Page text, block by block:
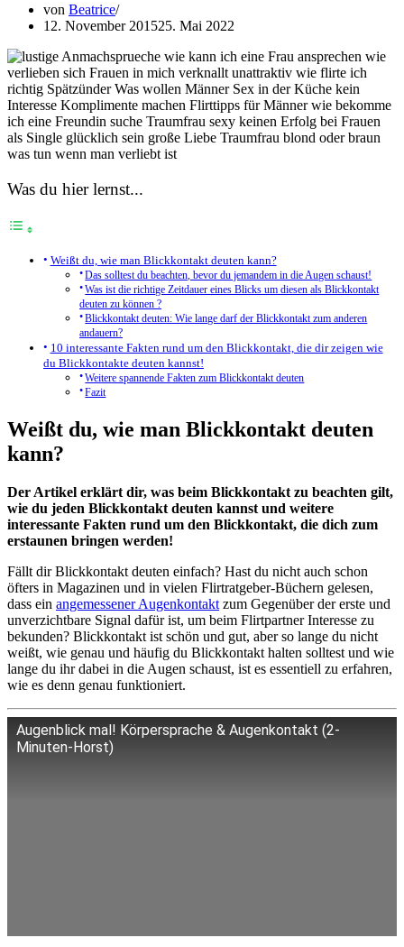
von Beatrice
12. November 201525. Mai 2022
Was du hier lernst...
Weißt du, wie man Blickkontakt deuten kann?
Das solltest du beachten, bevor du jemandem in die Augen schaust!
Was ist die richtige Zeitdauer eines Blicks um diesen als Blickkontakt
deuten zu können ?
Blickkontakt deuten: Wie lange darf der Blickkontakt zum anderen
andauern?
10 interessante Fakten rund um den Blickkontakt, die dir zeigen wie
du Blickkontakte deuten kannst!
Weitere spannende Fakten zum Blickkontakt deuten
Fazit
Weißt du, wie man Blickkontakt deuten
kann?
Der Artikel erklärt dir, was beim Blickkontakt zu beachten gilt,
wie du jeden Blickkontakt deuten kannst und weitere
interessante Fakten rund um den Blickkontakt, die dich zum
erstaunen bringen werden!
Fällt dir Blickkontakt deuten einfach? Hast du nicht auch schon
öfters in Magazinen und in vielen Flirtratgeber-Büchern gelesen,
dass ein angemessener Augenkontakt zum Gegenüber der erste und
unverzichtbare Signal dafür ist, um beim Flirtpartner Interesse zu
bekunden? Blickkontakt ist schön und gut, aber so lange du nicht
weißt, wie genau und häufig du Blickkontakt halten solltest und wie
lange du ihr dabei in die Augen schaust, ist es essentiell zu erfahren,
wie es denn genau funktioniert.
Augenblick mal! Körpersprache & Augenkontakt (2-
Minuten-Horst)